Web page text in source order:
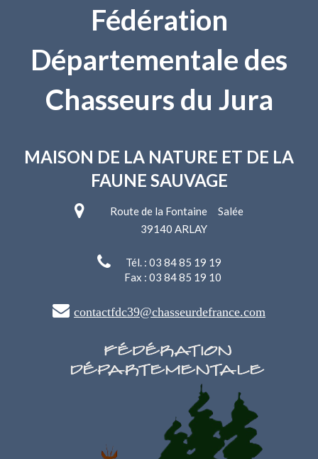
Fédération
Départementale des
Chasseurs du Jura
MAISON DE LA NATURE ET DE LA
FAUNE SAUVAGE
Route de la Fontaine Salée
39140 ARLAY
Tél. : 03 84 85 19 19
Fax : 03 84 85 19 10
contactfdc39@chasseurdefrance.com